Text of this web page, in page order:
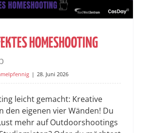
HOMESHOOTING
| 28. Juni 2026
leicht gemacht: Kreative
den eigenen vier Wänden! Du
mehr auf Outdoorshootings